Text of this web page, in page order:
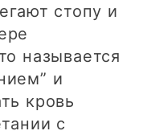
стопу и
называется
и
кровь
с